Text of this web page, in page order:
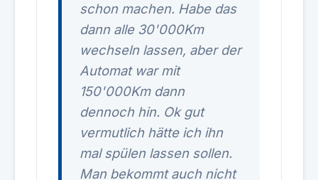
schon machen. Habe das
dann alle 30'000Km
wechseln lassen, aber der
Automat war mit
150'000Km dann
dennoch hin. Ok gut
vermutlich hätte ich ihn
mal spülen lassen sollen.
Man bekommt auch nicht